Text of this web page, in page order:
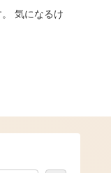
気になるけ